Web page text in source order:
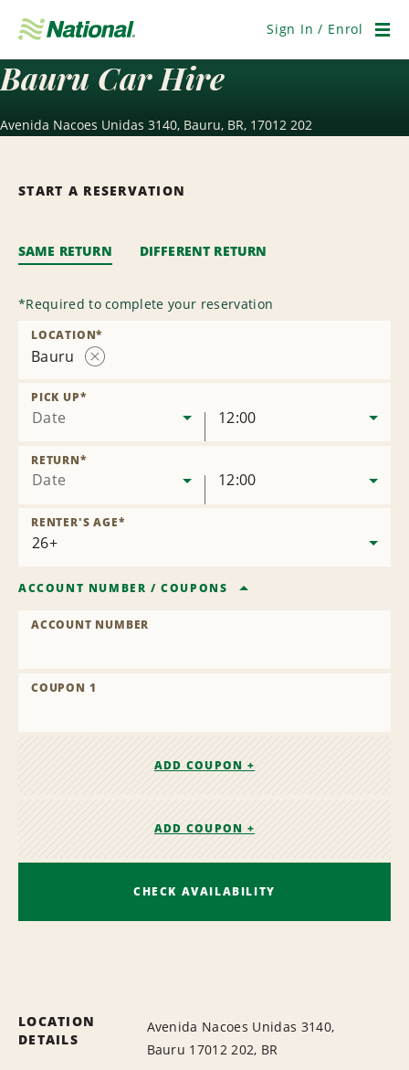
Navigation
Sign In / Enrol
Bauru Car Hire
Avenida Nacoes Unidas 3140, Bauru, BR, 17012 202
START A RESERVATION
SAME RETURN DIFFERENT RETURN
*Required to complete your reservation
Bauru
LOCATION*
Date
PICK UP*
12:00
Date
RETURN*
12:00
RENTER'S AGE*
ACCOUNT NUMBER /COUPONS
ACCOUNT NUMBER
COUPON 1
ADD COUPON +
ADD COUPON +
CHECK AVAILABILITY
LOCATION
DETAILS
Avenida Nacoes Unidas 3140,
Bauru 17012 202, BR